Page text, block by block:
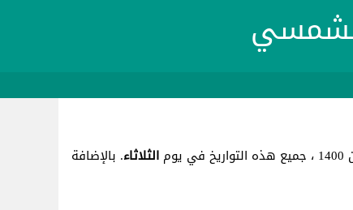
الثلاثاء. بالإضافة